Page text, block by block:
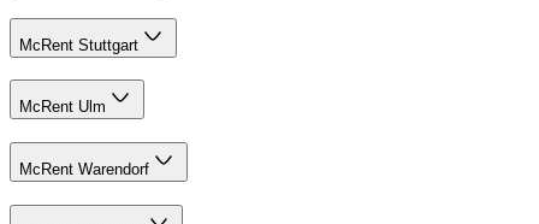
McRent Stuttgart
McRent Ulm
McRent Warendorf